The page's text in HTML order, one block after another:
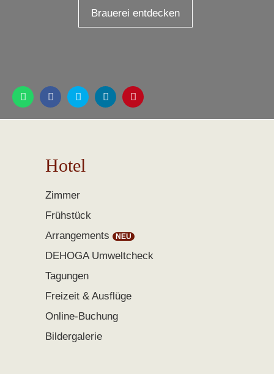
Brauerei entdecken
Hotel
Zimmer
Frühstück
Arrangements
DEHOGA Umweltcheck
Tagungen
Freizeit & Ausflüge
Online-Buchung
Bildergalerie